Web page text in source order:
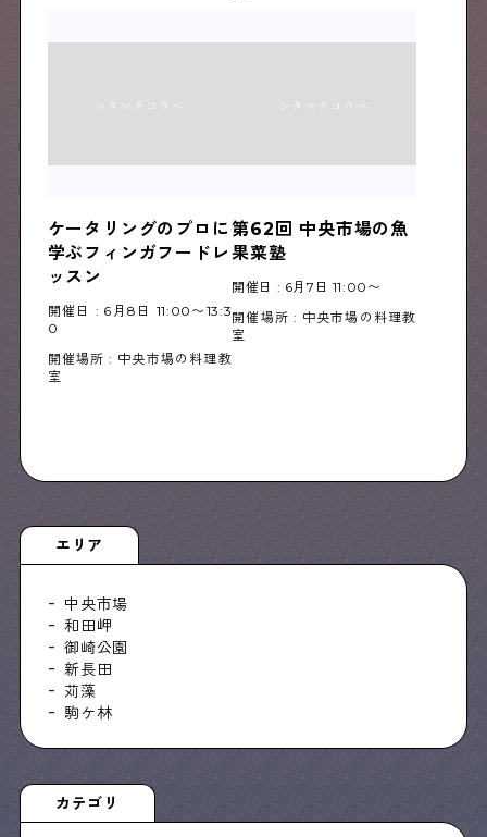
ケータリングのプロに
学ぶフィンガフードレ
ッスン
開催日 : 6月8日 11:00〜13:3
0
開催場所 : 中央市場の料理教
室
第62回 中央市場の魚
果菜塾
開催日 : 6月7日 11:00〜
開催場所 : 中央市場の料理教
室
エリア
中央市場
和田岬
御崎公園
新長田
苅藻
駒ケ林
カテゴリ